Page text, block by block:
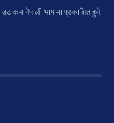
डट कम नेपाली भाषामा प्रकाशित हुने